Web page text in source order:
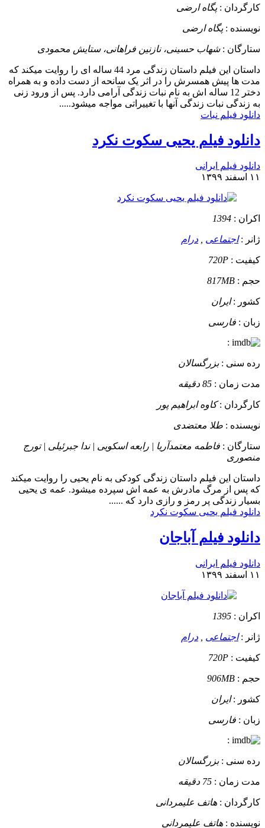
کارگردان :پگاه ارضی
نویسنده :پگاه ارضی
ستارگان :شهاب حسینی، نازنین فراهانی، ستایش محمودی
داستان
این فیلم داستان زندگی مرد 44 ساله ای را روایت میکند که
مدت ها پیش همسرش را در اثر یک سانحه از دست داده و به همراه
دختر 12 ساله اش به نام نبات زندگی آرامی دارد. پس از ورود زنی
به زندگی نبات زندگی آنها با تغییراتی مواجه میشود.....
دانلود فیلم نبات
دانلود فیلم یحیی سکوت نکرد
دانلود فیلم ایرانی
۱۱ اسفند ۱۳۹۹
اکران : 1394
ژانر :اجتماعی , درام
کیفیت : 720P
حجم : 817MB
کشور :ایران
زبان : فارسی
:
رده سنی :بزرگسالان
مدت زمان : 85 دقیقه
کارگردان :کاوه ابراهیم پور
نویسنده : طلا معتضدی
ستارگان : فاطمه معتمدآریا | رابعه اسکویی | ندا جبرئیلی | تورج
منصوری
داستان این فیلم داستان زندگی کودکی به نام یحیی را روایت میکند
که پس از مرگ مادرش به عمه اش سپرده میشود. عمه ی یحیی
بسیار زندگی پر رمز و رازی دارد که ......
دانلود فیلم یحیی سکوت نکرد
دانلود فیلم آباجان
دانلود فیلم ایرانی
۱۱ اسفند ۱۳۹۹
اکران : 1395
ژانر :اجتماعی درام
کیفیت : 720P
حجم : 906MB
کشور :ایران
زبان : فارسی
:
رده سنی :بزرگسالان
مدت زمان : 75 دقیقه
کارگردان : هاتف علیمردانی
نویسنده : هاتف علیمردانی